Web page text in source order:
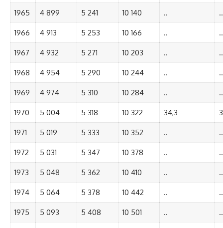
1965 4 899 5 241 10 140 .. ..
1966 4 913 5 253 10 166 .. ..
1967 4 932 5 271 10 203 .. ..
1968 4 954 5 290 10 244 .. ..
1969 4 974 5 310 10 284 .. ..
1970 5 004 5 318 10 322 34,3
1971 5 019 5 333 10 352 .. ..
1972 5 031 5 347 10 378 .. ..
1973 5 048 5 362 10 410 .. ..
1974 5 064 5 378 10 442 .. ..
1975 5 093 5 408 10 501 .. ..